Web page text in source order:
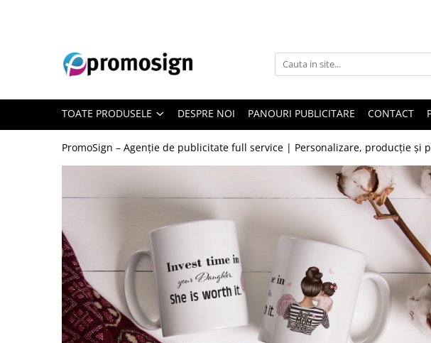
Tricouri personalizate
Carti de vizita
Decoratiuni PVC
TOATE PRODUSELE DESPRE NOI PANOURI PUBLICITARE CONTACT
PromoSign – Agenție de publicitate full service | Personalizare, producție și